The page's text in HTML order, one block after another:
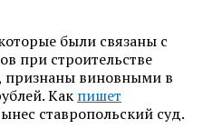
были связаны с
при строительстве
признаны виновными в
Как пишет
ставропольский суд.